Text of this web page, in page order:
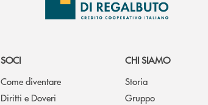
SOCI
Come diventare
Diritti e Doveri
CHI SIAMO
Storia
Gruppo